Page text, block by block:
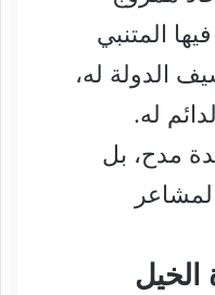
المتنبي
الدولة له،
له.
مدح، بل